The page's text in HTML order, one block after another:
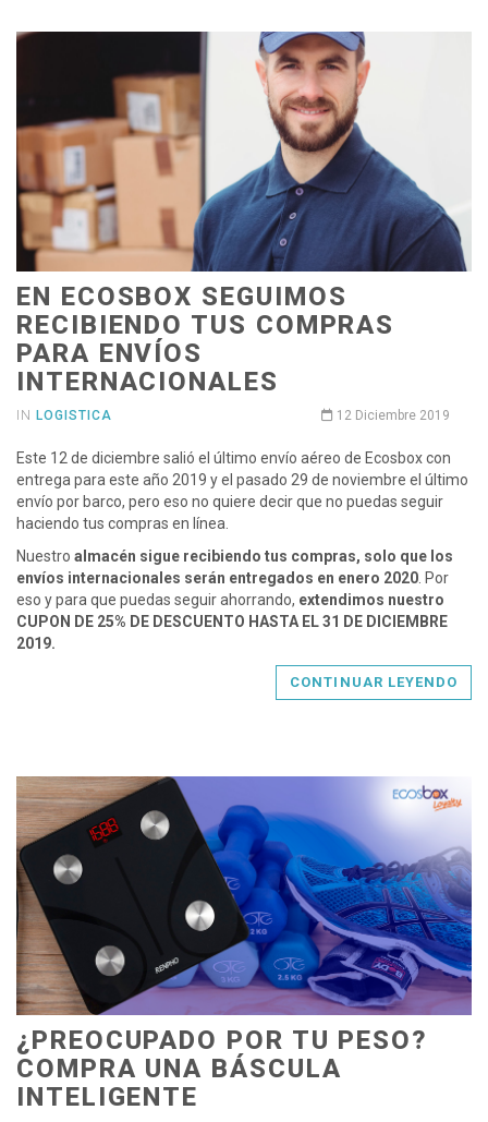
EN ECOSBOX SEGUIMOS
RECIBIENDO TUS COMPRAS
PARA ENVÍOS
INTERNACIONALES
IN LOGISTICA 12 Diciembre 2019
Este 12 de diciembre salió el último envío aéreo de Ecosbox con
entrega para este año 2019 y el pasado 29 de noviembre el último
envío por barco, pero eso no quiere decir que no puedas seguir
haciendo tus compras en línea.
Nuestro almacén sigue recibiendo tus compras, solo que los
envíos internacionales serán entregados en enero 2020 . Por
eso y para que puedas seguir ahorrando, extendimos nuestro
CUPON DE 25% DE DESCUENTO HASTA EL 31 DE DICIEMBRE
2019.
CONTINUAR LEYENDO
¿PREOCUPADO POR TU PESO?
COMPRA UNA BÁSCULA
INTELIGENTE